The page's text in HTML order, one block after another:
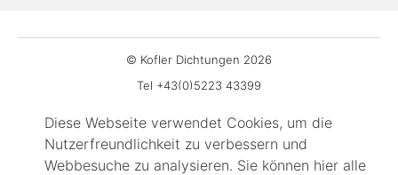
Diese Webseite verwendet Cookies, um die
Nutzerfreundlichkeit zu verbessern und
Webbesuche zu analysieren. Sie können hier alle
© Kofler Dichtungen 2026
Tel +43(0)5223 43399
office@kofler-dichtungen.at
Gewerbepark 3